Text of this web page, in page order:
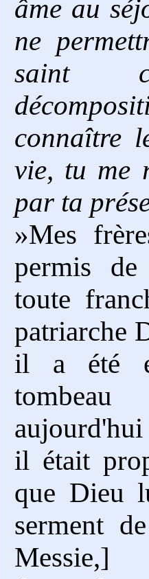
âme au
ne
saint
connaître
vie, tu me
par ta
»Mes
permis
toute
patriarche
il a été
tombeau
il était
que Dieu
serment